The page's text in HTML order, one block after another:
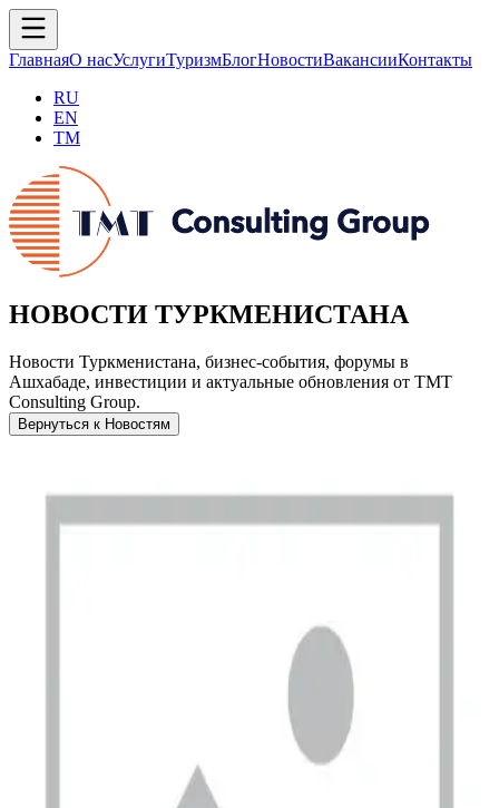
ГлавнаяО насУслугиТуризмБлогНовостиВакансииКонтакты
RU
EN
TM
НОВОСТИ ТУРКМЕНИСТАНА
Новости Туркменистана, бизнес-события, форумы в
Ашхабаде, инвестиции и актуальные обновления от TMT
Consulting Group.
Вернуться к Новостям